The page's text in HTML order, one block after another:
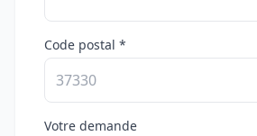
Code postal *
Votre demande